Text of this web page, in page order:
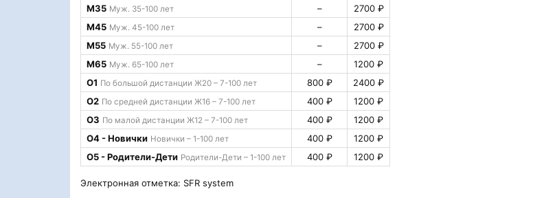
М35 Муж. 35-100 лет –
2700 ₽
М45 Муж. 45-100 лет –
2700 ₽
М55 Муж. 55-100 лет –
2700 ₽
М65 Муж. 65-100 лет –
1200 ₽
О1 По большой дистанции Ж20 – 7-100 лет 800 ₽
2400 ₽
О2 По средней дистанции Ж16 – 7-100 лет 400 ₽
1200 ₽
О3 По малой дистанции Ж12 – 7-100 лет 400 ₽
1200 ₽
О4 - Новички Новички – 1-100 лет 400 ₽
1200 ₽
О5 - Родители-Дети Родители-Дети – 1-100 лет 400 ₽ 1200 ₽
Электронная отметка: SFR system